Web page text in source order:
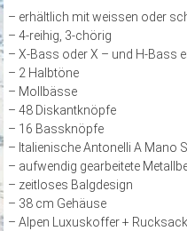
– erhältlich mit weissen oder
– 4-reihig, 3-chörig
– X-Bass oder X – und H-Bass
– 2 Halbtöne
– Mollbässe
– 48 Diskantknöpfe
– 16 Bassknöpfe
– Italienische Antonelli A Mano
– aufwendig gearbeitete
– zeitloses Balgdesign
– 38 cm Gehäuse
– Alpen Luxuskoffer +